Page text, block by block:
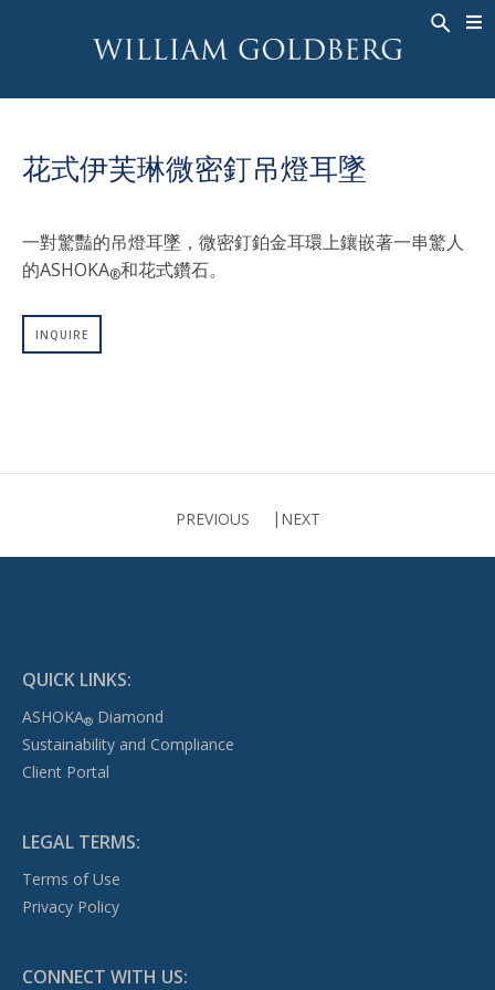
高級珠寶
男戒
吊墜
耳飾
手鐲
钟表
ASHOKA 珠宝
戒指
MEN'S RINGS
項鍊
吊墜
耳飾
钟表
歷史
ASHOKA®
花式伊芙琳微密釘吊燈耳墜
一對驚豔的吊燈耳墜，微密釘鉑金耳環上鑲嵌著一串驚人
的ASHOKA®和花式鑽石。
INQUIRE
PREVIOUS NEXT
QUICK LINKS:
ASHOKA®Diamond
Sustainability and Compliance
Client Portal
LEGAL TERMS:
Terms of Use
Privacy Policy
CONNECT WITH US: